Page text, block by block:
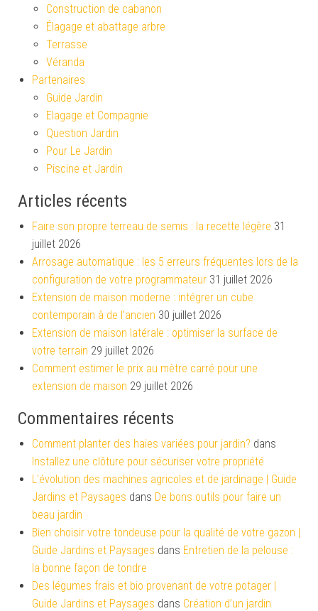
Construction de cabanon
Élagage et abattage arbre
Terrasse
Véranda
Partenaires
Guide Jardin
Elagage et Compagnie
Question Jardin
Pour Le Jardin
Piscine et Jardin
Articles récents
Faire son propre terreau de semis : la recette légère 31
juillet 2026
Arrosage automatique : les 5 erreurs fréquentes lors de la
configuration de votre programmateur 31 juillet 2026
Extension de maison moderne : intégrer un cube
contemporain à de l’ancien 30 juillet 2026
Extension de maison latérale : optimiser la surface de
votre terrain 29 juillet 2026
Comment estimer le prix au mètre carré pour une
extension de maison 29 juillet 2026
Commentaires récents
Comment planter des haies variées pour jardin? dans
Installez une clôture pour sécuriser votre propriété
L'évolution des machines agricoles et de jardinage | Guide
Jardins et Paysages dans De bons outils pour faire un
beau jardin
Bien choisir votre tondeuse pour la qualité de votre gazon |
Guide Jardins et Paysages dans Entretien de la pelouse :
la bonne façon de tondre
Des légumes frais et bio provenant de votre potager |
Guide Jardins et Paysages dans Création d’un jardin